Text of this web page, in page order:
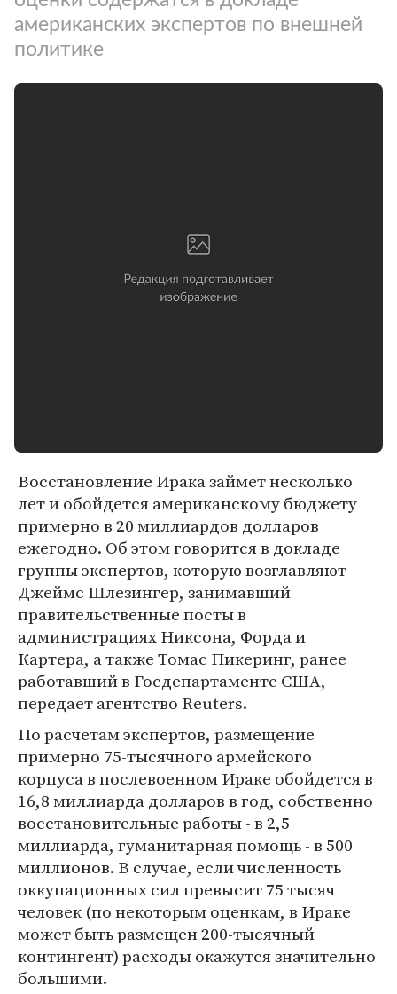
американских экспертов по внешней
политике
Восстановление Ирака займет несколько
лет и обойдется американскому бюджету
примерно в 20 миллиардов долларов
ежегодно. Об этом говорится в докладе
группы экспертов, которую возглавляют
Джеймс Шлезингер, занимавший
правительственные посты в
администрациях Никсона, Форда и
Картера, а также Томас Пикеринг, ранее
работавший в Госдепартаменте США,
передает агентство Reuters.
По расчетам экспертов, размещение
примерно 75-тысячного армейского
корпуса в послевоенном Ираке обойдется в
16,8 миллиарда долларов в год, собственно
восстановительные работы - в 2,5
миллиарда, гуманитарная помощь - в 500
миллионов. В случае, если численность
оккупационных сил превысит 75 тысяч
человек (по некоторым оценкам, в Ираке
может быть размещен 200-тысячный
контингент) расходы окажутся значительно
большими.